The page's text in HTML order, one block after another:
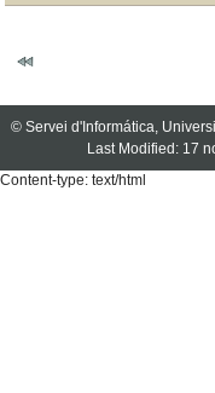
© Servei d'Informática,
Last Modified: 17
Content-type: text/html